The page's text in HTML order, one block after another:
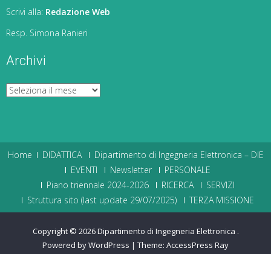
Scrivi alla: Redazione Web
Resp. Simona Ranieri
Archivi
Archivi
Home DIDATTICA
Dipartimento di Ingegneria Elettronica – DIE
EVENTI
Newsletter
PERSONALE
Piano triennale 2024-2026
RICERCA
SERVIZI
Struttura sito (last update 29/07/2025)
TERZA MISSIONE
Copyright © 2026Dipartimento di Ingegneria Elettronica .
Powered by WordPress | Theme: AccessPress Ray